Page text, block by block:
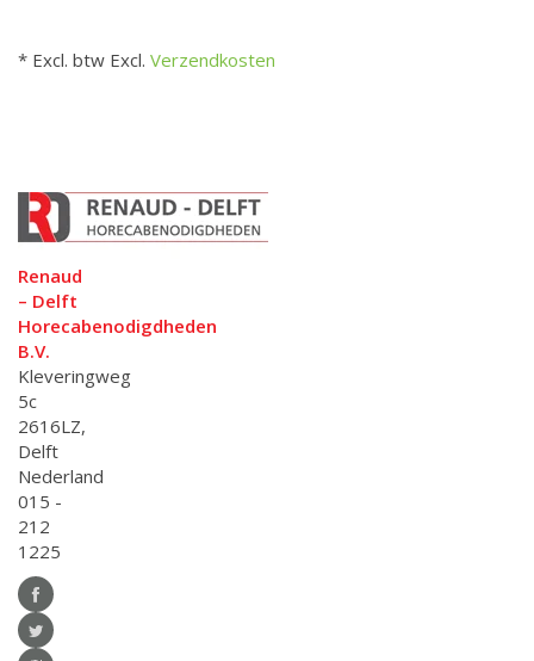
* Excl. btw Excl. Verzendkosten
Renaud
– Delft
Horecabenodigdheden
B.V.
Kleveringweg
5c
2616LZ,
Delft
Nederland
015 -
212
1225